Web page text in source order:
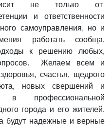
не только от
и ответственности
самоуправления, но и
работать сообща,
к решению любых,
Желаем всем и
счастья, щедрого
новых свершений и
в профессиональной
города и его жителей.
будут надежные и верные